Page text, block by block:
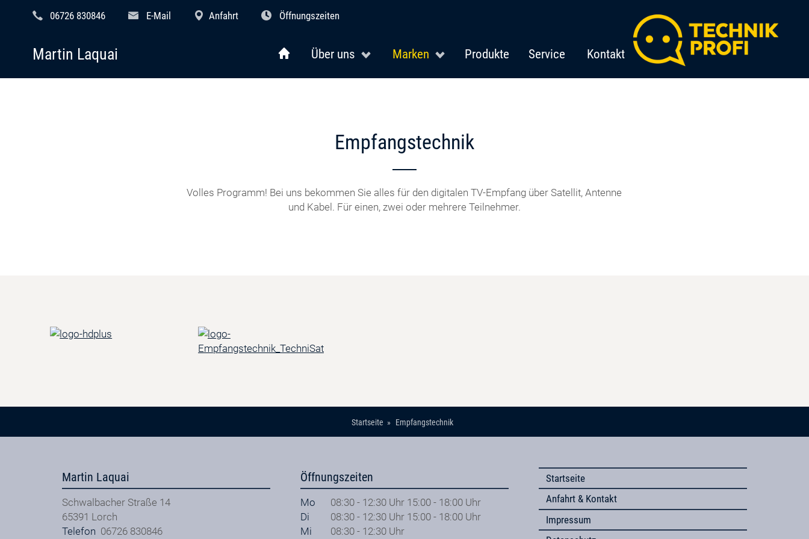
06726 830846 E-Mail Anfahrt Öffnungszeiten
Über uns Marken Produkte Service Kontakt
Martin Laquai
Empfangstechnik
Volles Programm! Bei uns bekommen Sie alles für den digitalen TV-Empfang über Satellit, Antenne
und Kabel. Für einen, zwei oder mehrere Teilnehmer.
Startseite Empfangstechnik
Martin Laquai
Schwalbacher Straße 14
65391 Lorch
Telefon 06726 830846
Öffnungszeiten
Mo
08:30 - 12:30 Uhr 15:00 - 18:00 Uhr
Di
08:30 - 12:30 Uhr 15:00 - 18:00 Uhr
Mi
08:30 - 12:30 Uhr
Startseite
Anfahrt & Kontakt
Impressum